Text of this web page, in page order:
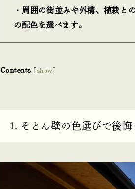
・ 周囲の街並みや外構、植栽と
の配色を選べます。
Contents [show]
1. そとん壁の色選びで後